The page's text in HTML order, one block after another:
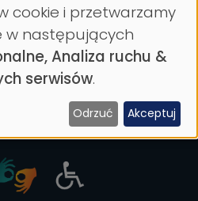
tej konferencji cyklicznej
cookie i przetwarzamy
w następujących
Analiza ruchu &
serwisów.
Odrzuć Akceptuj